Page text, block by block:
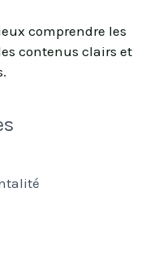
comprendre les
contenus clairs et